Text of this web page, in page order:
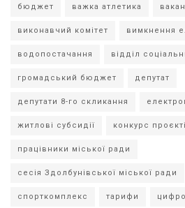
бюджет важка атлетика
виконавчий комітет вимкнення
водопостачання відділ
громадський бюджет депутат
депутати 8-го скликання
житлові субсидії конкурс
працівники міської ради
сесія Здолбунівської міської ради
спорткомплекс тарифи